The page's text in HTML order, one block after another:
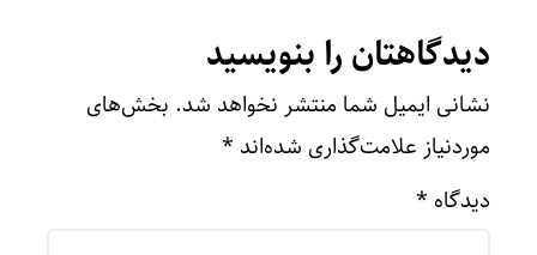
دیدگاهتان را بنویسید
نشانی ایمیل شما منتشر نخواهد شد. بخش‌های
موردنیاز علامت‌گذاری شده‌اند *
دیدگاه *